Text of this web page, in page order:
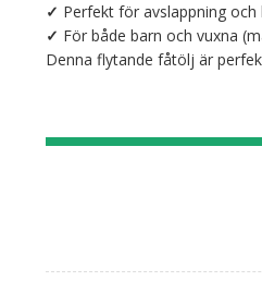
✓ Perfekt för avslappning och
✓ För både barn och vuxna
Denna flytande fåtölj är